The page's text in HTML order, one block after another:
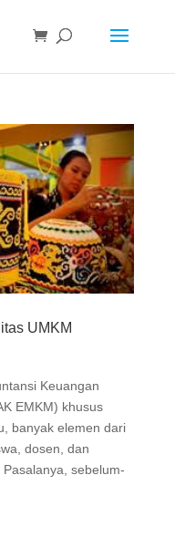
UMKM
Keuangan
EMKM) khusus
banyak elemen dari
dosen, dan
sebelum-